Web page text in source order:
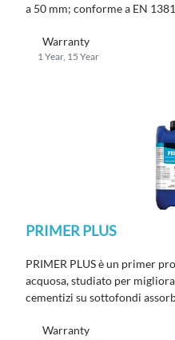
a 50 mm; conforme a EN
Warranty
1 Year, 15 Year
PRIMER PLUS
PRIMER PLUS è un primer
acquosa, studiato per
cementizi su sottofondi
Warranty